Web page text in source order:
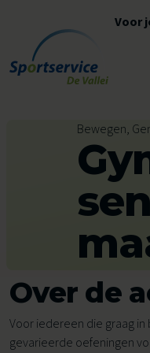
Ga naar de inhoud
Voor
Openingstijden
Tickets en
Tarieven
Ons aanbod
Voor kinderen
Lokaal
Meedoen
Voor scholen
Avond4Daagse
Algemene
Tarieven
Veelgestelde
Bewegen,
Over de
Voor iedereen die graag
gevarieerde oefeningen